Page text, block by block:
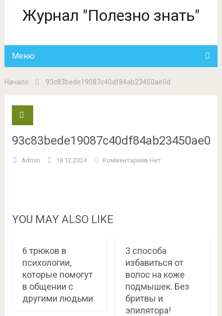
Журнал "Полезно знать"
Меню
Начало 93c83bede19087c40df84ab23450ae0d
93c83bede19087c40df84ab23450ae0d
Admin 18.12.2024 Комментариев Нет
YOU MAY ALSO LIKE
6 трюков в
психологии,
которые помогут
в общении с
другими людьми
3 способа
избавиться от
волос на коже
подмышек. Без
бритвы и
эпилятора!